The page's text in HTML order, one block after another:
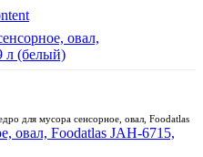
для мусора сенсорное, овал, Foodatlas